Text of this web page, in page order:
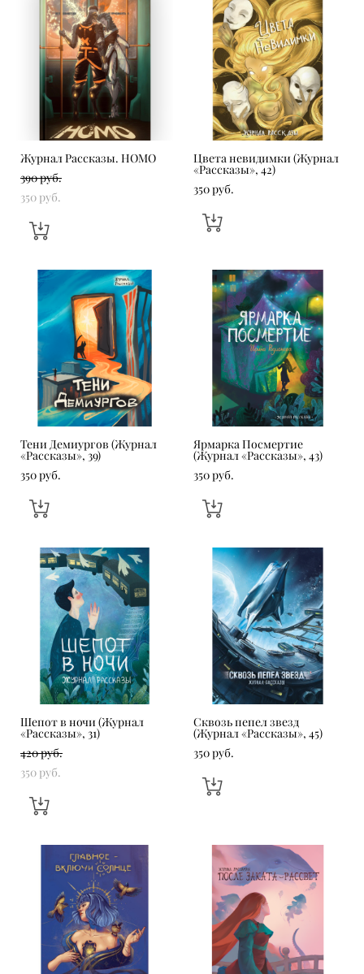
Журнал Рассказы. HOMO
390 pуб.
350 pуб.
Цвета невидимки (Журнал
«Рассказы», 42)
350 pуб.
Тени Демиургов (Журнал
«Рассказы», 39)
350 pуб.
Ярмарка Посмертие
(Журнал «Рассказы», 43)
350 pуб.
Шепот в ночи (Журнал
«Рассказы», 31)
420 pуб.
350 pуб.
Сквозь пепел звезд
(Журнал «Рассказы», 45)
350 pуб.